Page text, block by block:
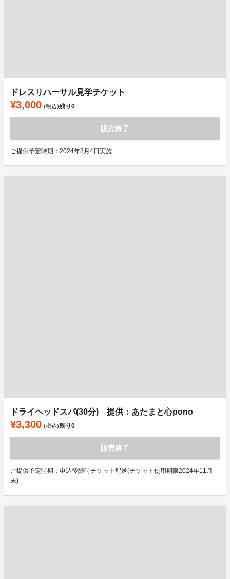
ドレスリハーサル見学チケット
¥3,000 (税込)残り0
販売終了
ご提供予定時期：2024年8月4日実施
ドライヘッドスパ(30分) 提供：あたまと心pono
¥3,300 (税込)残り0
販売終了
ご提供予定時期：申込後随時チケット配送(チケット使用期限2024年11月
末)